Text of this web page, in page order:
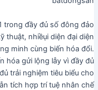
trong đầy đủ số đông đảo
thuật, nhiềụi diện đại diện
minh cùng biến hóa đổi.
hóa gửi lộng lẫy vì đầy đủ
trải nghiệm tiêu biểu cho
tích hợp trí tuệ nhân chế